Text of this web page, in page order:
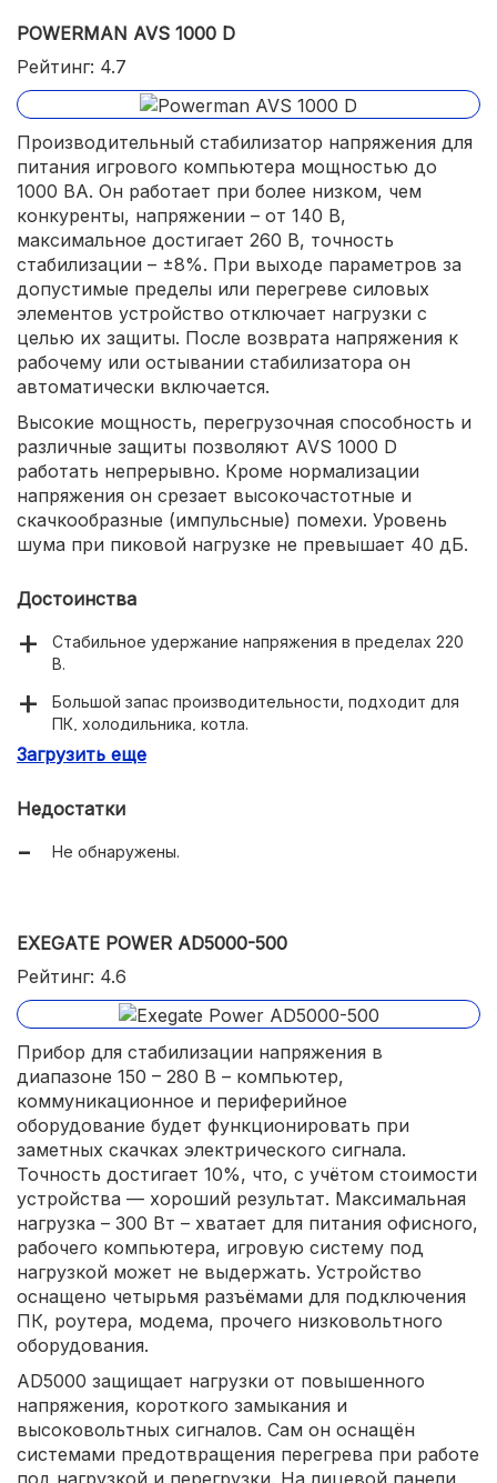
POWERMAN AVS 1000 D
Рейтинг: 4.7
Производительный стабилизатор напряжения для
питания игрового компьютера мощностью до
1000 ВА. Он работает при более низком, чем
конкуренты, напряжении – от 140 В,
максимальное достигает 260 В, точность
стабилизации – ±8%. При выходе параметров за
допустимые пределы или перегреве силовых
элементов устройство отключает нагрузки с
целью их защиты. После возврата напряжения к
рабочему или остывании стабилизатора он
автоматически включается.
Высокие мощность, перегрузочная способность и
различные защиты позволяют AVS 1000 D
работать непрерывно. Кроме нормализации
напряжения он срезает высокочастотные и
скачкообразные (импульсные) помехи. Уровень
шума при пиковой нагрузке не превышает 40 дБ.
Достоинства
Стабильное удержание напряжения в пределах 220
В.
Большой запас производительности, подходит для
ПК, холодильника, котла.
Степень защиты – IP20.
Загрузить еще
Недостатки
Не обнаружены.
EXEGATE POWER AD5000-500
Рейтинг: 4.6
Прибор для стабилизации напряжения в
диапазоне 150 – 280 В – компьютер,
коммуникационное и периферийное
оборудование будет функционировать при
заметных скачках электрического сигнала.
Точность достигает 10%, что, с учётом стоимости
устройства — хороший результат. Максимальная
нагрузка – 300 Вт – хватает для питания офисного,
рабочего компьютера, игровую систему под
нагрузкой может не выдержать. Устройство
оснащено четырьмя разъёмами для подключения
ПК, роутера, модема, прочего низковольтного
оборудования.
AD5000 защищает нагрузки от повышенного
напряжения, короткого замыкания и
высоковольтных сигналов. Сам он оснащён
системами предотвращения перегрева при работе
под нагрузкой и перегрузки. На лицевой панели